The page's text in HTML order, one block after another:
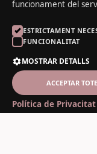
funcionament del
ESTRICTAMENT
FUNCIONALITAT
MOSTRAR DETALLS
ACCEPTAR
Política de Privacitat